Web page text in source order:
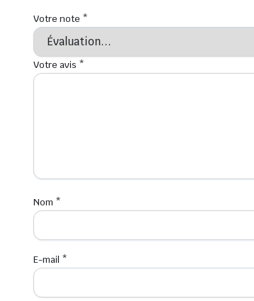
Votre note *
Votre avis *
Nom *
E-mail *